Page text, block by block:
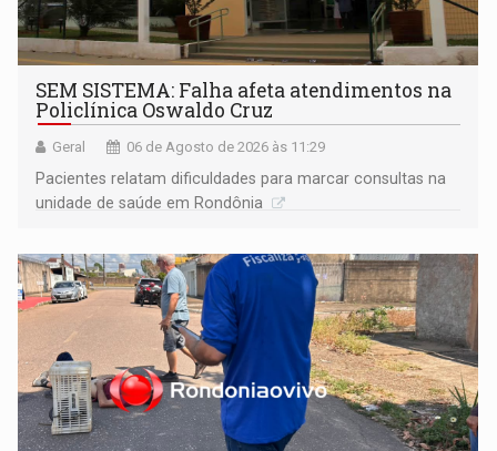
SEM SISTEMA: Falha afeta atendimentos na
Policlínica Oswaldo Cruz
Geral 06 de Agosto de 2026 às 11:29
Pacientes relatam dificuldades para marcar consultas na
unidade de saúde em Rondônia